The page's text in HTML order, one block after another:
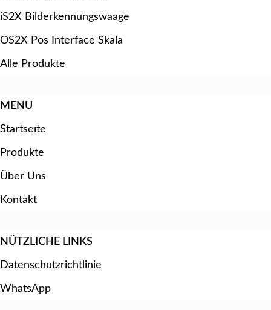
iS2X Bilderkennungswaage
OS2X Pos Interface Skala
Alle Produkte
MENU
Startseıte
Produkte
Über Uns
Kontakt
NÜTZLICHE LINKS
Datenschutzrichtlinie
WhatsApp